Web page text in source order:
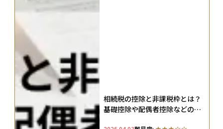
相続税の控除と非課税枠とは？
基礎控除や配偶者控除などの計